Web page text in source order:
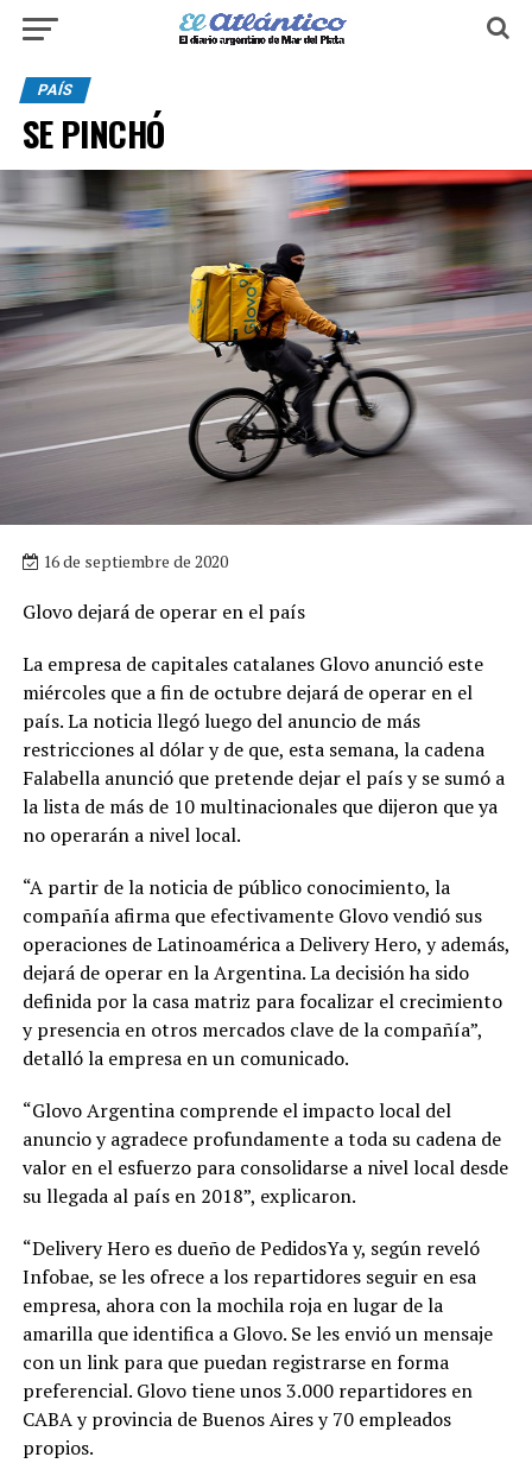
PAÍS
SE PINCHÓ
16 de septiembre de 2020
Glovo dejará de operar en el país
La empresa de capitales catalanes Glovo anunció este
miércoles que a fin de octubre dejará de operar en el
país. La noticia llegó luego del anuncio de más
restricciones al dólar y de que, esta semana, la cadena
Falabella anunció que pretende dejar el país y se sumó a
la lista de más de 10 multinacionales que dijeron que ya
no operarán a nivel local.
“A partir de la noticia de público conocimiento, la
compañía afirma que efectivamente Glovo vendió sus
operaciones de Latinoamérica a Delivery Hero, y además,
dejará de operar en la Argentina. La decisión ha sido
definida por la casa matriz para focalizar el crecimiento
y presencia en otros mercados clave de la compañía”,
detalló la empresa en un comunicado.
“Glovo Argentina comprende el impacto local del
anuncio y agradece profundamente a toda su cadena de
valor en el esfuerzo para consolidarse a nivel local desde
su llegada al país en 2018”, explicaron.
“Delivery Hero es dueño de PedidosYa y, según reveló
Infobae, se les ofrece a los repartidores seguir en esa
empresa, ahora con la mochila roja en lugar de la
amarilla que identifica a Glovo. Se les envió un mensaje
con un link para que puedan registrarse en forma
preferencial. Glovo tiene unos 3.000 repartidores en
CABA y provincia de Buenos Aires y 70 empleados
propios.